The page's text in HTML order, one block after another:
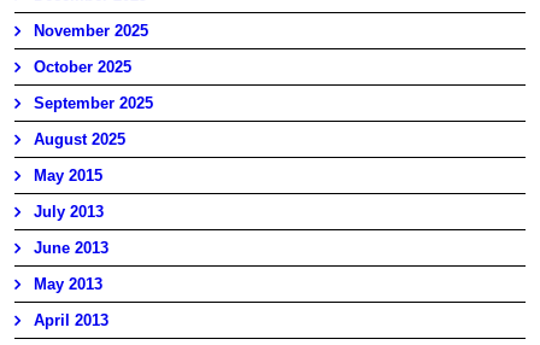
November 2025
October 2025
September 2025
August 2025
May 2015
July 2013
June 2013
May 2013
April 2013